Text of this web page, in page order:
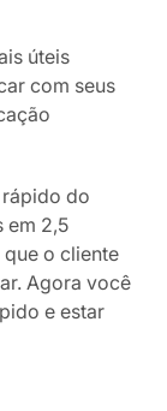
úteis
com seus
do
em 2,5
o cliente
Agora você
e estar